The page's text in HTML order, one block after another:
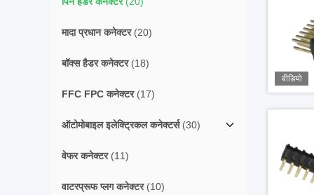
मादा प्रधान कनेक्टर(20)
बॉक्स हैडर कनेक्टर(18)
FFC FPC कनेक्टर(17)
ऑटोमोबाइल इलेक्ट्रिकल कनेक्टर्स(30)
वेफर कनेक्टर(11)
वाटरप्रूफ प्लग कनेक्टर(10)
वीडियो